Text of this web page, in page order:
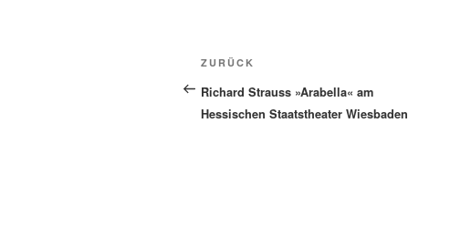
Beitragsnavigation
Vorheriger
Beitrag
ZURÜCK
Richard Strauss »Arabella« am
Hessischen Staatstheater Wiesbaden